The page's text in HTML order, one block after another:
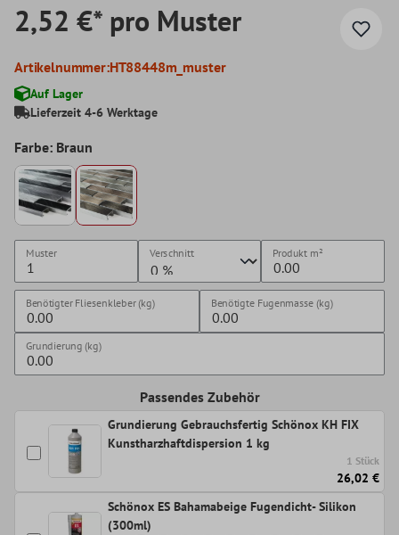
2,52 €* pro Muster
Artikelnummer:HT88448m_muster
Auf Lager
Lieferzeit 4-6 Werktage
Farbe: Braun
Muster Verschnitt Produkt m²
Benötigter Fliesenkleber (kg) Benötigte Fugenmasse (kg)
Grundierung (kg)
Passendes Zubehör
Grundierung Gebrauchsfertig Schönox KH FIX
Kunstharzhaftdispersion 1 kg
1 Stück
26,02 €
Schönox ES Bahamabeige Fugendicht- Silikon
(300ml)